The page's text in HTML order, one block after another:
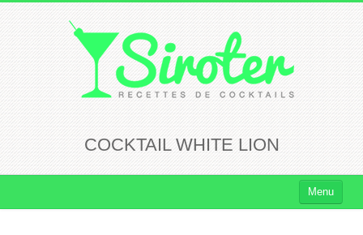
COCKTAIL WHITE LION
Menu